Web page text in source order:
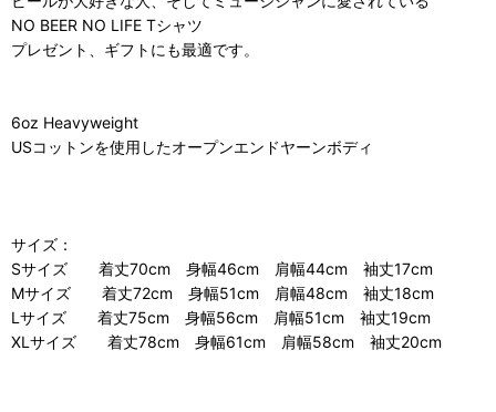
NO BEER NO LIFE Tシャツ
プレゼント、ギフトにも最適です。
6oz Heavyweight
USコットンを使用したオープンエンドヤーンボディ
サイズ：
Sサイズ 着丈70cm 身幅46cm 肩幅44cm 袖丈17cm
Mサイズ 着丈72cm 身幅51cm 肩幅48cm 袖丈18cm
Lサイズ 着丈75cm 身幅56cm 肩幅51cm 袖丈19cm
XLサイズ 着丈78cm 身幅61cm 肩幅58cm 袖丈20cm